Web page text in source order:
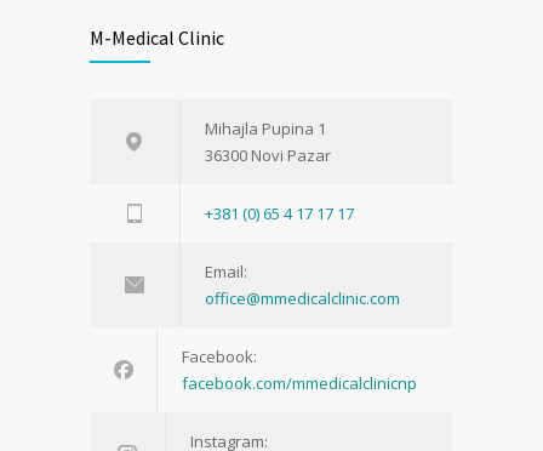
M-Medical Clinic
Mihajla Pupina 1
36300 Novi Pazar
+381 (0) 65 4 17 17 17
Email:
office@mmedicalclinic.com
Facebook:
facebook.com/mmedicalclinicnp
Instagram: